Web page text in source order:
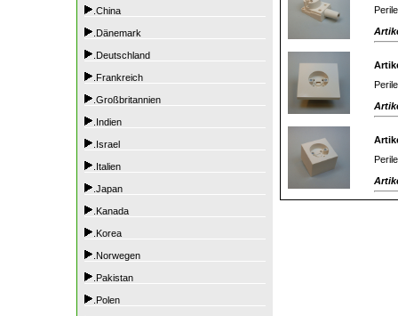
.China
.Dänemark
.Deutschland
.Frankreich
.Großbritannien
.Indien
.Israel
.Italien
.Japan
.Kanada
.Korea
.Norwegen
.Pakistan
.Polen